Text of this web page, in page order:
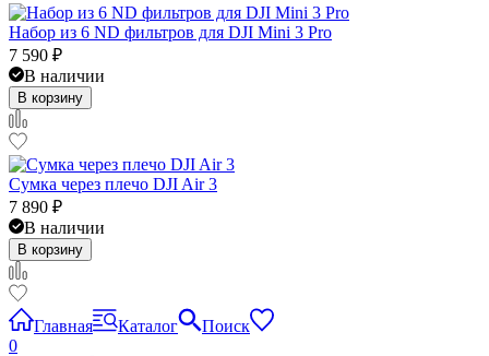
Набор из 6 ND фильтров для DJI Mini 3 Pro
7 590 ₽
В наличии
В корзину
Cумка через плечо DJI Air 3
7 890 ₽
В наличии
В корзину
Главная Каталог
Поиск
0